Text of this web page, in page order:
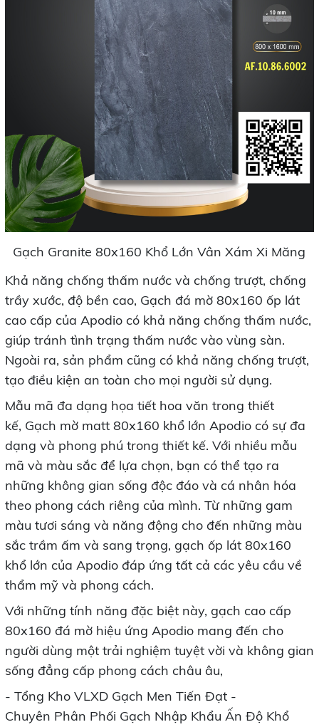
Gạch Granite 80x160 Khổ Lớn Vân Xám Xi Măng
Khả năng chống thấm nước và chống trượt, chống
trầy xước, độ bền cao, Gạch đá mờ 80x160 ốp lát
cao cấp của Apodio có khả năng chống thấm nước,
giúp tránh tình trạng thấm nước vào vùng sàn.
Ngoài ra, sản phẩm cũng có khả năng chống trượt,
tạo điều kiện an toàn cho mọi người sử dụng.
Mẫu mã đa dạng họa tiết hoa văn trong thiết
kế, Gạch mờ matt 80x160 khổ lớn Apodio có sự đa
dạng và phong phú trong thiết kế. Với nhiều mẫu
mã và màu sắc để lựa chọn, bạn có thể tạo ra
những không gian sống độc đáo và cá nhân hóa
theo phong cách riêng của mình. Từ những gam
màu tươi sáng và năng động cho đến những màu
sắc trầm ấm và sang trọng, gạch ốp lát 80x160
khổ lớn của Apodio đáp ứng tất cả các yêu cầu về
thẩm mỹ và phong cách.
Với những tính năng đặc biệt này, gạch cao cấp
80x160 đá mờ hiệu ứng Apodio mang đến cho
người dùng một trải nghiệm tuyệt vời và không gian
sống đẳng cấp phong cách châu âu,
- Tổng Kho VLXD Gạch Men Tiến Đạt -
Chuyên Phân Phối Gạch Nhập Khẩu Ấn Độ Khổ